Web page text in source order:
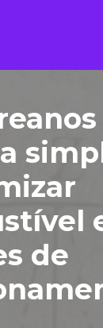
de